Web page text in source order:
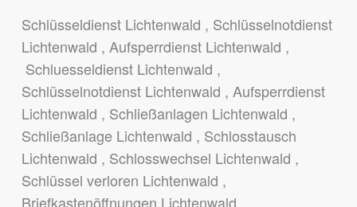
Schlüsseldienst Lichtenwald , Schlüsselnotdienst
Lichtenwald , Aufsperrdienst Lichtenwald ,
Schluesseldienst Lichtenwald ,
Schlüsselnotdienst Lichtenwald , Aufsperrdienst
Lichtenwald , Schließanlagen Lichtenwald ,
Schließanlage Lichtenwald , Schlosstausch
Lichtenwald , Schlosswechsel Lichtenwald ,
Schlüssel verloren Lichtenwald ,
Briefkastenöffnungen Lichtenwald ,